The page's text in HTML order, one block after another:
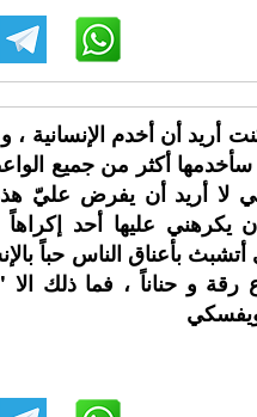
أريد أن أخدم الإنسانية
سأخدمها أكثر من جميع
لا أريد أن يفرض عليّ
يكرهني عليها أحد
بأعناق الناس حباً
رقة و حناناً ، فما ذلك